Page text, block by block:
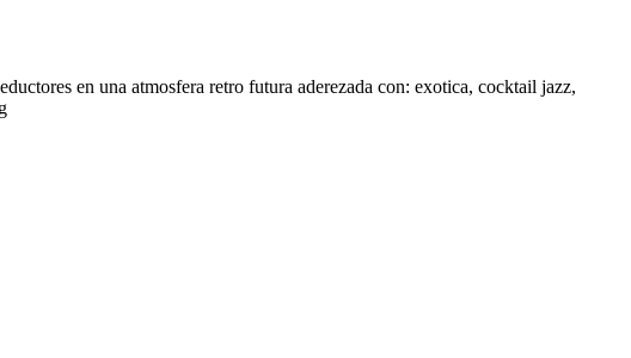
en una atmosfera retro futura aderezada con: exotica, cocktail jazz,